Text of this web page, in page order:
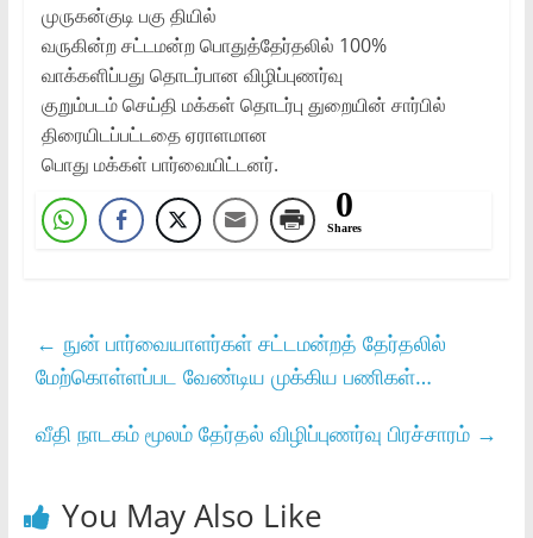
முருகன்குடி பகு தியில்‌
வருகின்ற சட்டமன்ற பொதுத்தேர்தலில்‌ 100%
வாக்களிப்பது தொடர்பான விழிப்புணர்வு
குறும்படம்‌ செய்தி மக்கள்‌ தொடர்பு துறையின்‌ சார்பில்‌
திரையிடப்பட்டதை ஏராளமான
பொது மக்கள்‌ பார்வையிட்டனர்‌.
0
Shares
← நுன் பார்வையாளர்கள் சட்டமன்றத் தேர்தலில்
மேற்கொள்ளப்பட வேண்டிய முக்கிய பணிகள்…
வீதி நாடகம் மூலம் தேர்தல் விழிப்புணர்வு பிரச்சாரம் →
You May Also Like